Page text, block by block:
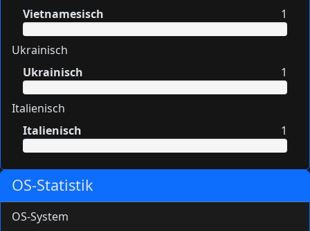
Vietnamesisch
1
Ukrainisch
Ukrainisch
1
Italienisch
Italienisch
1
OS-Statistik
OS-System